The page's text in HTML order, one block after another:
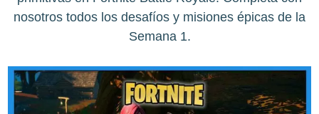
nosotros todos los desafíos y misiones épicas de la
Semana 1.